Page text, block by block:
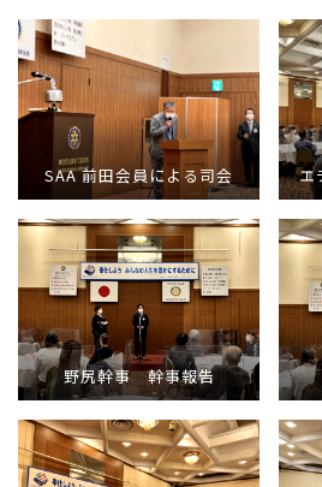
SAA 前田会員による司会 エ
野尻幹事 幹事報告